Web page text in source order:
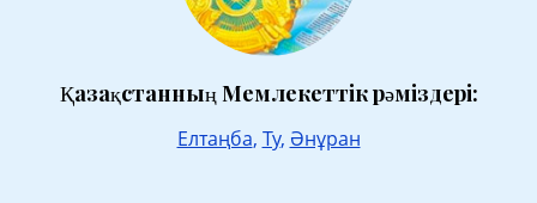
Қазақстанның Мемлекеттік рәміздері:
Елтаңба, Ту, Әнұран